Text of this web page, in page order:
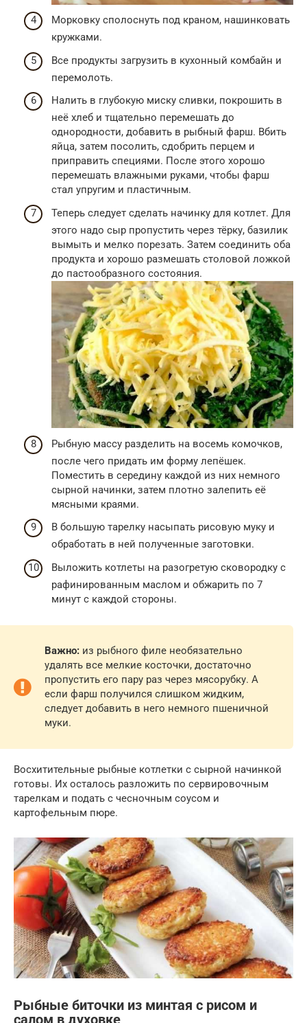
Морковку сполоснуть под краном, нашинковать
кружками.
Все продукты загрузить в кухонный комбайн и
перемолоть.
Налить в глубокую миску сливки, покрошить в
неё хлеб и тщательно перемешать до
однородности, добавить в рыбный фарш. Вбить
яйца, затем посолить, сдобрить перцем и
приправить специями. После этого хорошо
перемешать влажными руками, чтобы фарш
стал упругим и пластичным.
Теперь следует сделать начинку для котлет. Для
этого надо сыр пропустить через тёрку, базилик
вымыть и мелко порезать. Затем соединить оба
продукта и хорошо размешать столовой ложкой
до пастообразного состояния.
Рыбную массу разделить на восемь комочков,
после чего придать им форму лепёшек.
Поместить в середину каждой из них немного
сырной начинки, затем плотно залепить её
мясными краями.
В большую тарелку насыпать рисовую муку и
обработать в ней полученные заготовки.
Выложить котлеты на разогретую сковородку с
рафинированным маслом и обжарить по 7
минут с каждой стороны.
Важно: из рыбного филе необязательно
удалять все мелкие косточки, достаточно
пропустить его пару раз через мясорубку. А
если фарш получился слишком жидким,
следует добавить в него немного пшеничной
муки.
Восхитительные рыбные котлетки с сырной начинкой
готовы. Их осталось разложить по сервировочным
тарелкам и подать с чесночным соусом и
картофельным пюре.
Рыбные биточки из минтая с рисом и